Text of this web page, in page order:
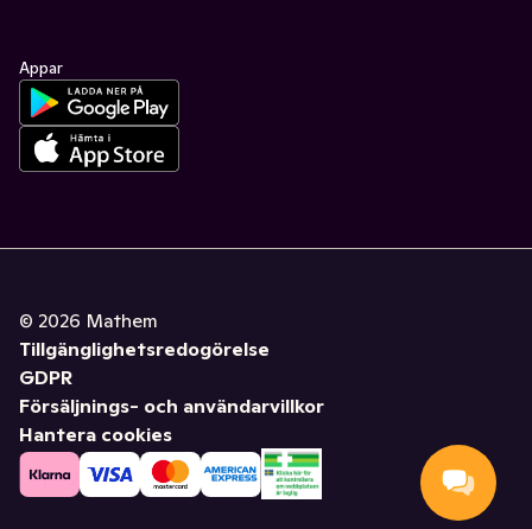
Appar
© 2026 Mathem
Tillgänglighetsredogörelse
GDPR
Försäljnings- och användarvillkor
Hantera cookies